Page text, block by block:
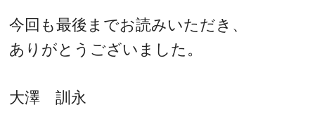
今回も最後までお読みいただき、
ありがとうございました。
大澤 訓永